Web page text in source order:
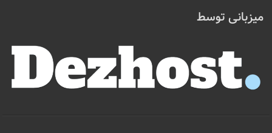
میزبانی توسط